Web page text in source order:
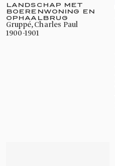
LANDSCHAP MET
BOERENWONING EN
OPHAALBRUG
Gruppé, Charles Paul
1900-1901